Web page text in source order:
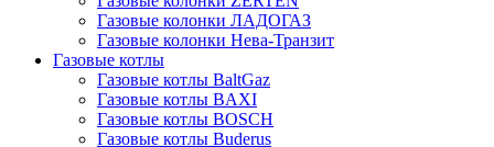
Газовые колонки ЛАДОГАЗ
Газовые колонки Нева-Транзит
Газовые котлы
Газовые котлы BaltGaz
Газовые котлы BAXI
Газовые котлы BOSCH
Газовые котлы Buderus